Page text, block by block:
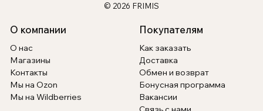
© 2026 FRIMIS
О компании
О нас
Магазины
Контакты
Мы на Ozon
Мы на Wildberries
Покупателям
Как заказать
Доставка
Обмен и возврат
Бонусная программа
Вакансии